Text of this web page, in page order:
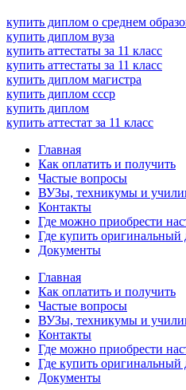
купить диплом о среднем
купить диплом вуза
купить аттестаты за 11 класс
купить аттестаты за 11 класс
купить диплом магистра
купить диплом ссср
купить диплом
купить аттестат за 11 класс
Главная
Как оплатить и получить
Частые вопросы
ВУЗы, техникумы и
Контакты
Где можно приобрести
Где купить
Документы
Главная
Как оплатить и получить
Частые вопросы
ВУЗы, техникумы и
Контакты
Где можно приобрести
Где купить
Документы